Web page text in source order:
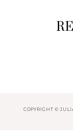
COPYRIGHT ©